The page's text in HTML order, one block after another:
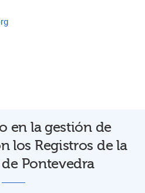
en la gestión de
los Registros de la
Pontevedra